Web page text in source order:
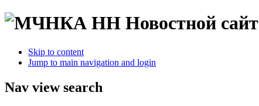
Новостной сайт
Skip to content
Jump to main navigation and login
Nav view search